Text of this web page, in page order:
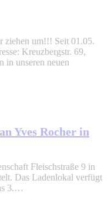
ziehen um!!! Seit 01.05.
Kreuzbergstr. 69,
in unseren neuen
Yves Rocher in
Fleischstraße 9 in
Das Ladenlokal verfügt
3.…